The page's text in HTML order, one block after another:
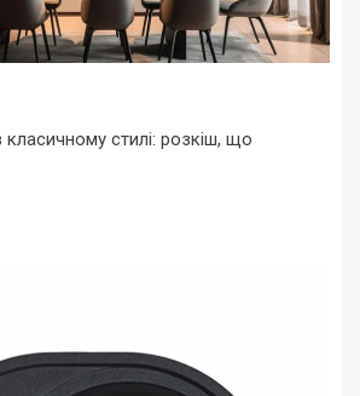
класичному стилі: розкіш, що